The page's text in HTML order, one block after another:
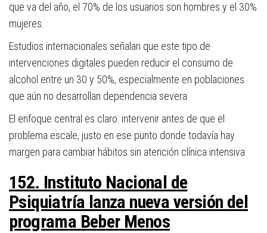
que va del año, el 70% de los usuarios son hombres y el 30%
mujeres.
Estudios internacionales señalan que este tipo de
intervenciones digitales pueden reducir el consumo de
alcohol entre un 30 y 50%, especialmente en poblaciones
que aún no desarrollan dependencia severa.
El enfoque central es claro: intervenir antes de que el
problema escale, justo en ese punto donde todavía hay
margen para cambiar hábitos sin atención clínica intensiva.
152. Instituto Nacional de
Psiquiatría lanza nueva versión del
programa Beber Menos